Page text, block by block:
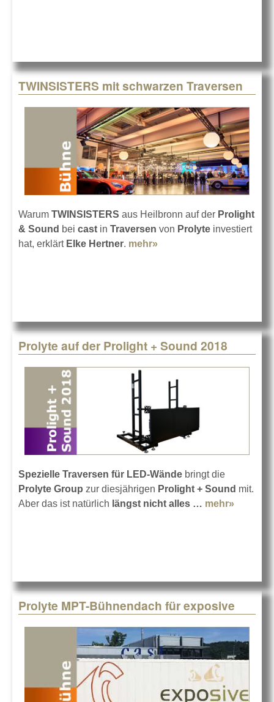
TWINSISTERS mit schwarzen Traversen
Warum TWINSISTERS aus Heilbronn auf der Prolight
& Sound bei cast in Traversen von Prolyte investiert
hat, erklärt Elke Hertner. mehr»
Prolyte auf der Prolight + Sound 2018
Spezielle Traversen für LED-Wände bringt die
Prolyte Group zur diesjährigen Prolight + Sound mit.
Aber das ist natürlich längst nicht alles … mehr»
Prolyte MPT-Bühnendach für exposive